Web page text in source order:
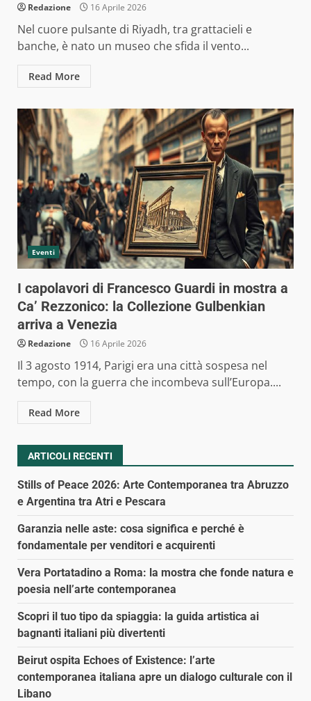
Redazione 16 Aprile 2026
Nel cuore pulsante di Riyadh, tra grattacieli e
banche, è nato un museo che sfida il vento...
Read More
Eventi
I capolavori di Francesco Guardi in mostra a
Ca’ Rezzonico: la Collezione Gulbenkian
arriva a Venezia
Redazione 16 Aprile 2026
Il 3 agosto 1914, Parigi era una città sospesa nel
tempo, con la guerra che incombeva sull’Europa....
Read More
ARTICOLI RECENTI
Stills of Peace 2026: Arte Contemporanea tra Abruzzo
e Argentina tra Atri e Pescara
Garanzia nelle aste: cosa significa e perché è
fondamentale per venditori e acquirenti
Vera Portatadino a Roma: la mostra che fonde natura e
poesia nell’arte contemporanea
Scopri il tuo tipo da spiaggia: la guida artistica ai
bagnanti italiani più divertenti
Beirut ospita Echoes of Existence: l’arte
contemporanea italiana apre un dialogo culturale con il
Libano